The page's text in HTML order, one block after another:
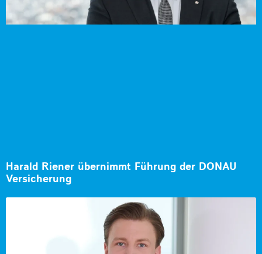
Harald Riener übernimmt Führung der DONAU
Versicherung